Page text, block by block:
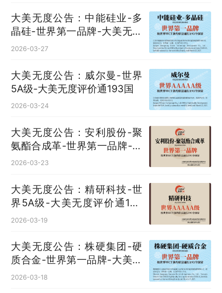
大美无度公告：中能硅业-多
晶硅‌-世界第一品牌-大美无度
评价通193国
2026-03-27
大美无度公告：威尔曼-世界
5A级-大美无度评价通193国
2026-03-24
大美无度公告：安利股份-聚
氨酯合成革‌-世界第一品牌-大
美无度评价通193国
2026-03-23
大美无度公告：精研科技-世
界5A级-大美无度评价通193
国
2026-03-19
大美无度公告：株硬集团-硬
质合金‌-世界第一品牌-大美无
度评价通193国
2026-03-18